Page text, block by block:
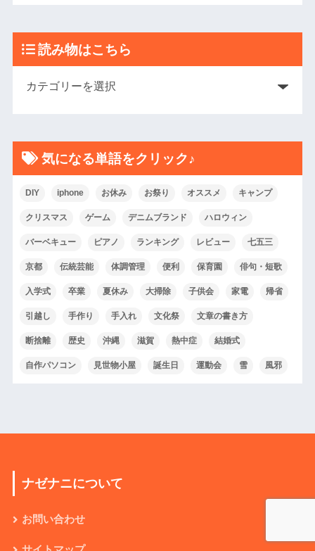
読み物はこちら
気になる単語をクリック♪
DIY iphone お休み お祭り オススメ キャンプ
クリスマス ゲーム デニムブランド ハロウィン
バーベキュー ピアノ ランキング レビュー 七五三
京都 伝統芸能 体調管理 便利 保育園 俳句・短歌
入学式 卒業 夏休み 大掃除 子供会 家電 帰省
引越し 手作り 手入れ 文化祭 文章の書き方
断捨離 歴史 沖縄 滋賀 熱中症 結婚式
自作パソコン 見世物小屋 誕生日 運動会 雪 風邪
ナゼナニについて
お問い合わせ